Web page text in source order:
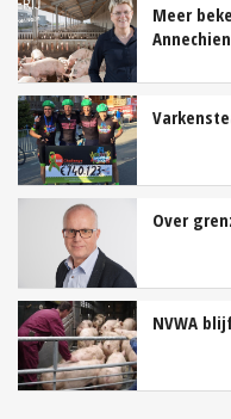
Meer
Annechien
Over
NVWA